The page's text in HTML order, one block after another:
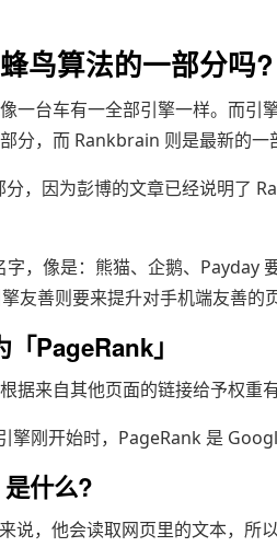
鸟算法的一部分吗?
一台车有一全部引擎一样。而引
分，而 Rankbrain 则是最新的一
，因为彭博的文章已经说明了
，像是：熊猫、企鹅、Payday
友善则要来提升对手机端友善的
PageRank」
来自其他页面的链接给予权重
刚开始时，PageRank 是
什么?
说，他会读取网页里的文本，所